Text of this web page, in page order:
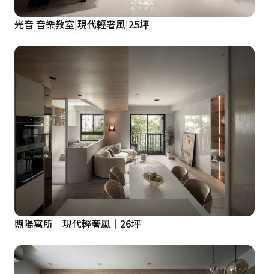
光音 音樂教室|現代輕奢風|25坪
煦陽寓所│現代輕奢風│26坪